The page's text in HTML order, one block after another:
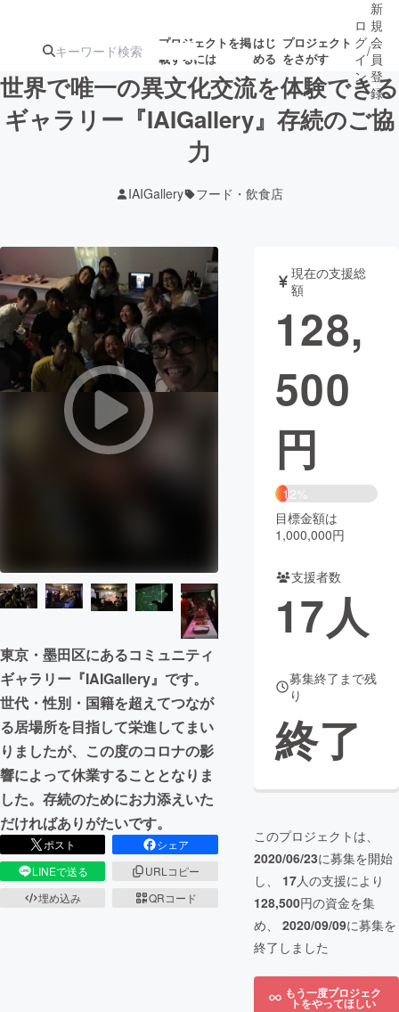
プロジェクトを掲
載するには
はじ
める
プロジェクト
をさがす
注目の新着プロ
テクノロジー・ガジェット
映像・映画 書籍・雑誌
ビジネス・起業 チャレンジ
まちづくり・地域活性化
CAMPFIRE Creation
コミュニティ
ロ
グ
イ
ン
/
新
規
会
員
登
録
世界で唯一の異文化交流を体験できる
ギャラリー『IAIGallery』存続のご協
力
IAIGallery フード・飲食店
東京・墨田区にあるコミュニティ
ギャラリー『IAIGallery』です。
世代・性別・国籍を超えてつなが
る居場所を目指して栄進してまい
りましたが、この度のコロナの影
響によって休業することとなりま
した。存続のためにお力添えいた
だければありがたいです。
ポスト
シェア
LINEで送る
URLコピー
埋め込み
QRコード
現在の支援総
額
128,
500
円
12%
目標金額は
1,000,000円
支援者数
17人
募集終了まで残
り
終了
このプロジェクトは、
2020/06/23に募集を開始
し、 17人の支援により
128,500円の資金を集
め、 2020/09/09に募集を
終了しました
もう一度プロジェク
トをやってほしい